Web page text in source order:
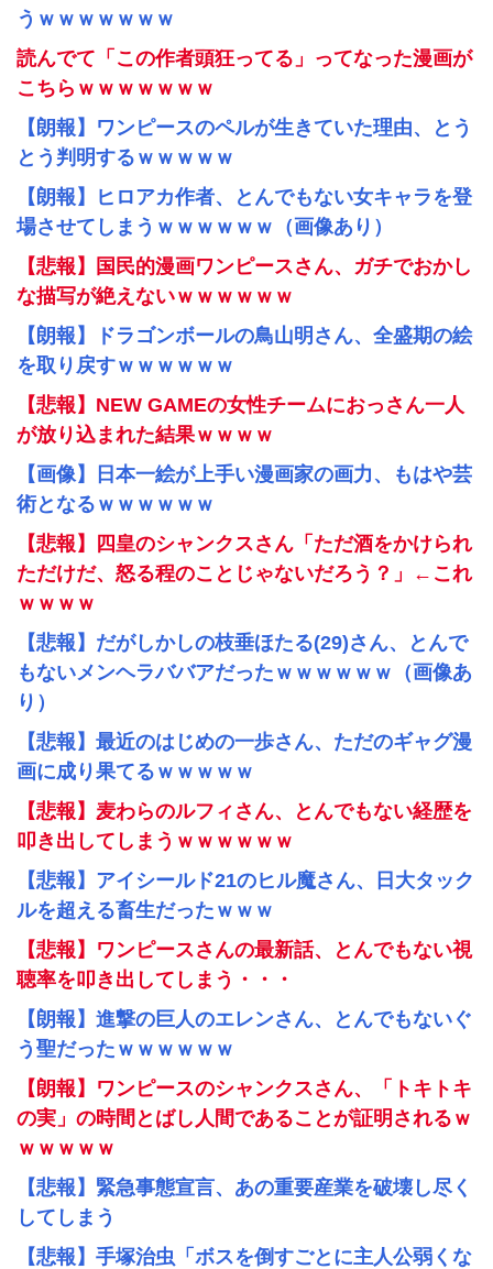
うｗｗｗｗｗｗｗ
読んでて「この作者頭狂ってる」ってなった漫画が
こちらｗｗｗｗｗｗｗ
【朗報】ワンピースのペルが生きていた理由、とう
とう判明するｗｗｗｗｗ
【朗報】ヒロアカ作者、とんでもない女キャラを登
場させてしまうｗｗｗｗｗｗ（画像あり）
【悲報】国民的漫画ワンピースさん、ガチでおかし
な描写が絶えないｗｗｗｗｗｗ
【朗報】ドラゴンボールの鳥山明さん、全盛期の絵
を取り戻すｗｗｗｗｗｗ
【悲報】NEW GAMEの女性チームにおっさん一人
が放り込まれた結果ｗｗｗｗ
【画像】日本一絵が上手い漫画家の画力、もはや芸
術となるｗｗｗｗｗｗ
【悲報】四皇のシャンクスさん「ただ酒をかけられ
ただけだ、怒る程のことじゃないだろう？」←これ
ｗｗｗｗ
【悲報】だがしかしの枝垂ほたる(29)さん、とんで
もないメンヘラババアだったｗｗｗｗｗｗ（画像あ
り）
【悲報】最近のはじめの一歩さん、ただのギャグ漫
画に成り果てるｗｗｗｗｗ
【悲報】麦わらのルフィさん、とんでもない経歴を
叩き出してしまうｗｗｗｗｗｗ
【悲報】アイシールド21のヒル魔さん、日大タック
ルを超える畜生だったｗｗｗ
【悲報】ワンピースさんの最新話、とんでもない視
聴率を叩き出してしまう・・・
【朗報】進撃の巨人のエレンさん、とんでもないぐ
う聖だったｗｗｗｗｗｗ
【朗報】ワンピースのシャンクスさん、「トキトキ
の実」の時間とばし人間であることが証明されるｗ
ｗｗｗｗｗ
【悲報】緊急事態宣言、あの重要産業を破壊し尽く
してしまう
【悲報】手塚治虫「ボスを倒すごとに主人公弱くな